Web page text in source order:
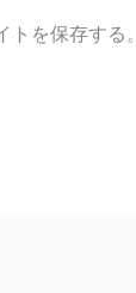
を保存する。